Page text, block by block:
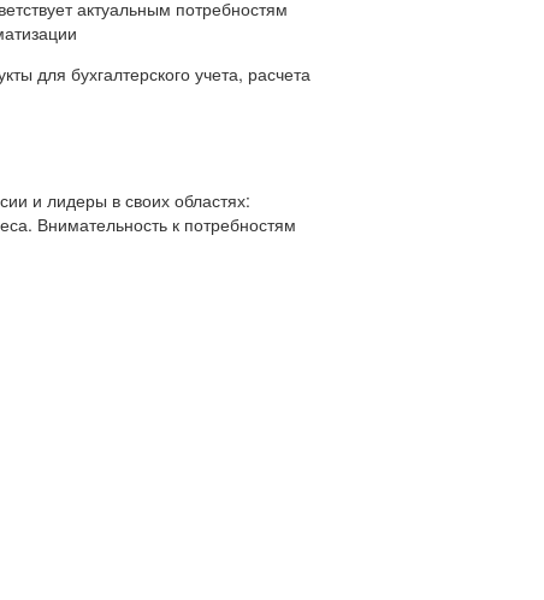
актуальным потребностям
для бухгалтерского учета, расчета
и лидеры в своих областях:
Внимательность к потребностям